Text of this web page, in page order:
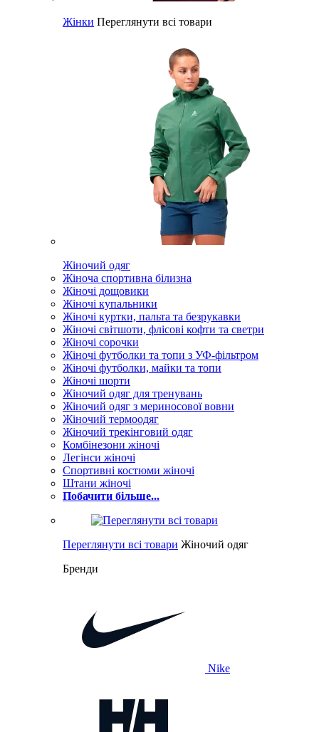
Жінки Переглянути всі товари
Жіночий одяг
Жіноча спортивна білизна
Жіночі дощовики
Жіночі купальники
Жіночі куртки, пальта та безрукавки
Жіночі світшоти, флісові кофти та светри
Жіночі сорочки
Жіночі футболки та топи з УФ-фільтром
Жіночі футболки, майки та топи
Жіночі шорти
Жіночий одяг для тренувань
Жіночий одяг з мериносової вовни
Жіночий термоодяг
Жіночий трекінговий одяг
Комбінезони жіночі
Легінси жіночі
Спортивні костюми жіночі
Штани жіночі
Побачити більше...
Переглянути всі товари Жіночий одяг
Бренди
Nike